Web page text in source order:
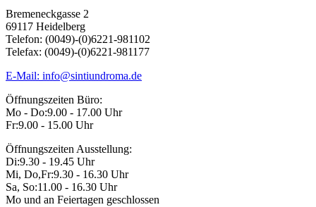
Bremeneckgasse 2
69117 Heidelberg
Telefon: (0049)-(0)6221-981102
Telefax: (0049)-(0)6221-981177
E-Mail: info@sintiundroma.de
Öffnungszeiten Büro:
Mo - Do:9.00 - 17.00 Uhr
Fr:9.00 - 15.00 Uhr
Öffnungszeiten Ausstellung:
Di:9.30 - 19.45 Uhr
Mi, Do,Fr:9.30 - 16.30 Uhr
Sa, So:11.00 - 16.30 Uhr
Mo und an Feiertagen geschlossen